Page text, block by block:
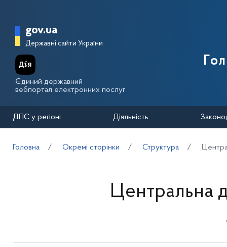
Головна сторінка Державної
gov.ua
Державні сайти України
Єдиний державний
вебпортал електронних послуг
ДПС у регіоні Діяльність
Головна Окремі сторінки Структура
Центральна